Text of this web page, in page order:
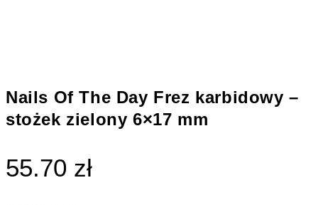
Nails Of The Day Frez karbidowy –
stożek zielony 6×17 mm
55.70 zł